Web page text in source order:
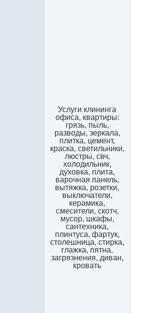
Услуги клининга
офиса, квартиры:
грязь, пыль,
разводы, зеркала,
плитка, цемент,
краска, светильники,
люстры, свч,
холодильник,
духовка, плита,
варочная панель,
вытяжка, розетки,
выключатели,
керамика,
смесители, скотч,
мусор, шкафы,
сантехника,
плинтуса, фартук,
столешница, стирка,
глажка, пятна,
загрязнения, диван,
кровать